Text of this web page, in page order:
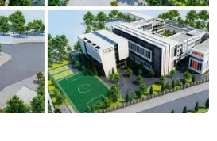
trên chính giữa sân trường Trung học
(quận Long Biên) - nơi Tổng Bí thư